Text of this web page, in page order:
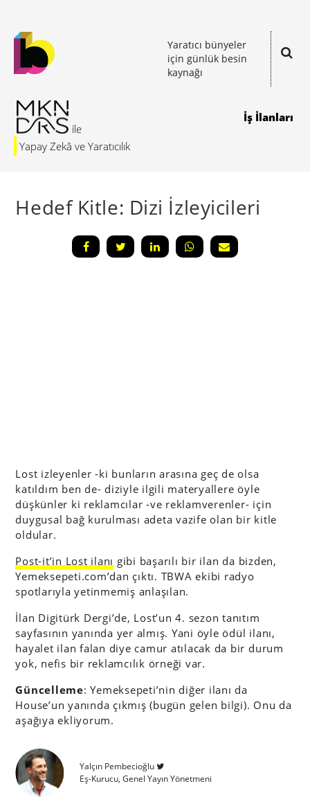
Yaratıcı bünyeler
için günlük besin
kaynağı
Yapay Zekâ ve Yaratıcılık
İş İlanları
Hedef Kitle: Dizi İzleyicileri
Lost izleyenler -ki bunların arasına geç de olsa
katıldım ben de- diziyle ilgili materyallere öyle
düşkünler ki reklamcılar -ve reklamverenler- için
duygusal bağ kurulması adeta vazife olan bir kitle
oldular.
Post-it’in Lost ilanı gibi başarılı bir ilan da bizden,
Yemeksepeti.com’dan çıktı. TBWA ekibi radyo
spotlarıyla yetinmemiş anlaşılan.
İlan Digitürk Dergi’de, Lost’un 4. sezon tanıtım
sayfasının yanında yer almış. Yani öyle ödül ilanı,
hayalet ilan falan diye camur atılacak da bir durum
yok, nefis bir reklamcılık örneği var.
Güncelleme: Yemeksepeti’nin diğer ilanı da
House’un yanında çıkmış (bugün gelen bilgi). Onu da
aşağıya ekliyorum.
Yalçın Pembecioğlu
Eş-Kurucu, Genel Yayın Yönetmeni